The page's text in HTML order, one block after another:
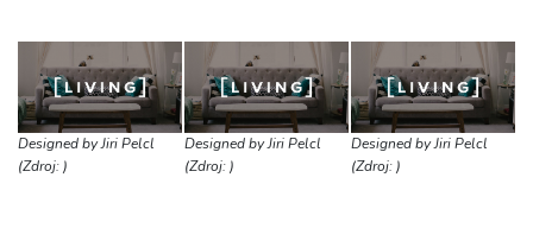
Designed by Jiri Pelcl
(Zdroj: )
Designed by Jiri Pelcl
(Zdroj: )
Designed by Jiri Pelcl
(Zdroj: )